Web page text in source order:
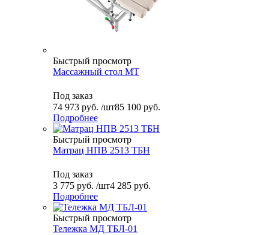
Быстрый просмотр
Массажный стол МТ
Под заказ
74 973 руб. /шт85 100 руб.
Подробнее
Быстрый просмотр
Матрац НПВ 2513 ТБН
Под заказ
3 775 руб. /шт4 285 руб.
Подробнее
Быстрый просмотр
Тележка МД ТБЛ-01